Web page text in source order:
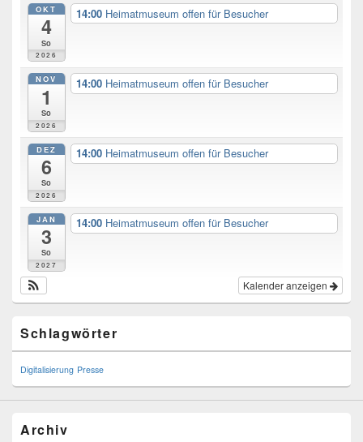
OKT
4
So
2026
14:00 Heimatmuseum offen für Besucher
NOV
1
So
2026
14:00 Heimatmuseum offen für Besucher
DEZ
6
So
2026
14:00 Heimatmuseum offen für Besucher
JAN
3
So
2027
14:00 Heimatmuseum offen für Besucher
Kalender anzeigen
Schlagwörter
Digitalisierung Presse
Archiv